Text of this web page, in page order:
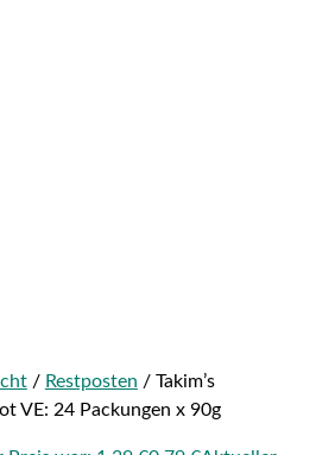
/ Restposten / Takim’s
VE: 24 Packungen x 90g